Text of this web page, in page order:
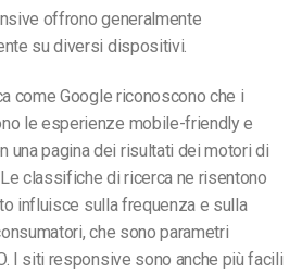
offrono generalmente
su diversi dispositivi.
come Google riconoscono che i
le esperienze mobile-friendly e
una pagina dei risultati dei motori di
classifiche di ricerca ne risentono
influisce sulla frequenza e sulla
che sono parametri
I siti responsive sono anche più facili